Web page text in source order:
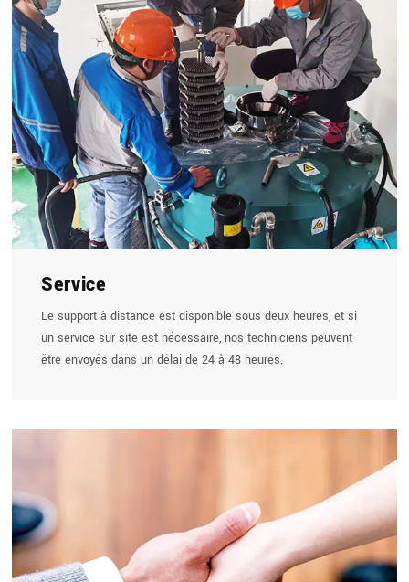
Service
Le support à distance est disponible sous deux heures, et si
un service sur site est nécessaire, nos techniciens peuvent
être envoyés dans un délai de 24 à 48 heures.